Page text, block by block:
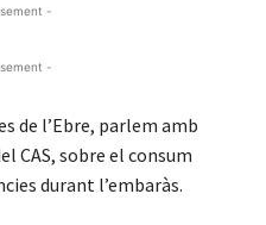
-
-
de l’Ebre, parlem amb
CAS, sobre el consum
durant l’embaràs.